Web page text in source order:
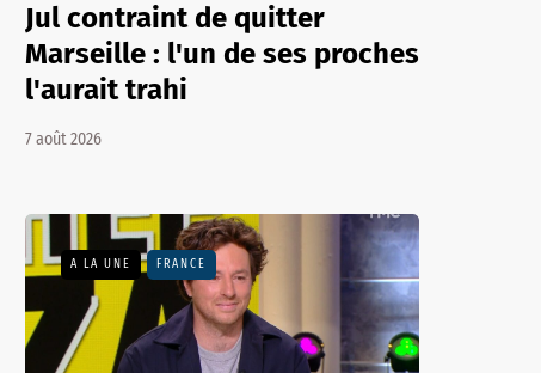
Jul contraint de quitter
Marseille : l'un de ses proches
l'aurait trahi
7 août 2026
A LA UNE FRANCE